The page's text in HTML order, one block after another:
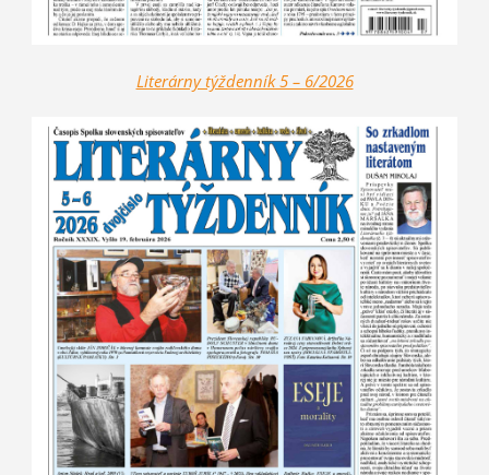
Literárny týždenník 5 – 6/2026